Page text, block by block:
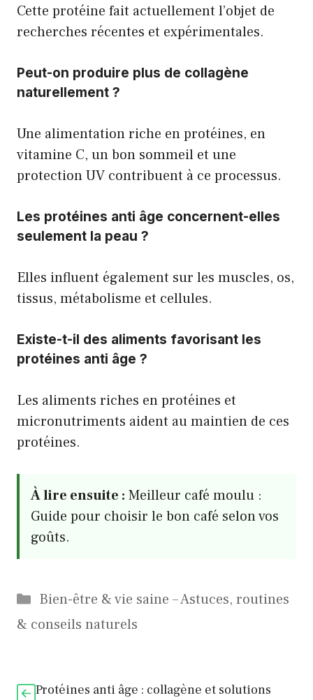
Cette protéine fait actuellement l’objet de
recherches récentes et expérimentales.
Peut-on produire plus de collagène
naturellement ?
Une alimentation riche en protéines, en
vitamine C, un bon sommeil et une
protection UV contribuent à ce processus.
Les protéines anti âge concernent-elles
seulement la peau ?
Elles influent également sur les muscles, os,
tissus, métabolisme et cellules.
Existe-t-il des aliments favorisant les
protéines anti âge ?
Les aliments riches en protéines et
micronutriments aident au maintien de ces
protéines.
À lire ensuite : Meilleur café moulu :
Guide pour choisir le bon café selon vos
goûts.
Catégories
Bien-être & vie saine – Astuces, routines
& conseils naturels
Protéines anti âge : collagène et solutions